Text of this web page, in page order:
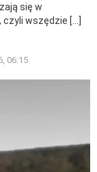
się w
wszędzie […]
06:15